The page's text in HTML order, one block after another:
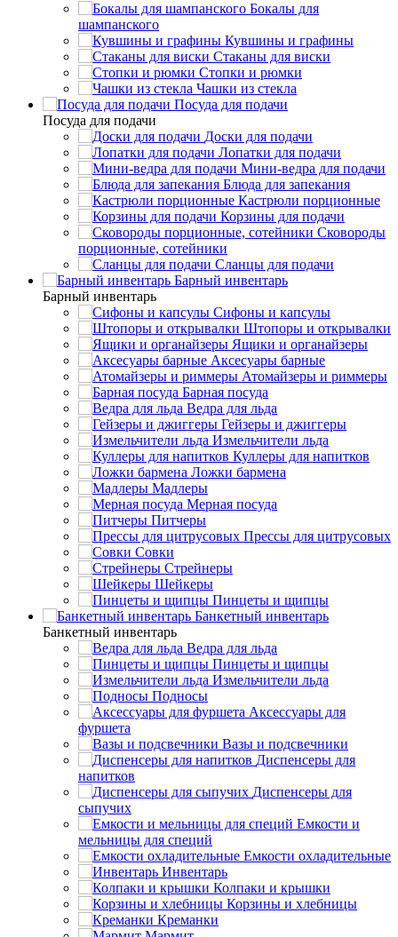
Бокалы для
шампанского
Кувшины и графины
Стаканы для виски
Стопки и рюмки
Чашки из стекла
Посуда для подачи
Посуда для подачи
Доски для подачи
Лопатки для подачи
Мини-ведра для подачи
Блюда для запекания
Кастрюли порционные
Корзины для подачи
Сковороды
порционные, сотейники
Сланцы для подачи
Барный инвентарь
Барный инвентарь
Сифоны и капсулы
Штопоры и открывалки
Ящики и органайзеры
Аксесуары барные
Атомайзеры и риммеры
Барная посуда
Ведра для льда
Гейзеры и джиггеры
Измельчители льда
Куллеры для напитков
Ложки бармена
Мадлеры
Мерная посуда
Питчеры
Прессы для цитрусовых
Совки
Стрейнеры
Шейкеры
Пинцеты и щипцы
Банкетный инвентарь
Банкетный инвентарь
Ведра для льда
Пинцеты и щипцы
Измельчители льда
Подносы
Аксессуары для
фуршета
Вазы и подсвечники
Диспенсеры для
напитков
Диспенсеры для
сыпучих
Емкости и
мельницы для специй
Емкости охладительные
Инвентарь
Колпаки и крышки
Корзины и хлебницы
Креманки